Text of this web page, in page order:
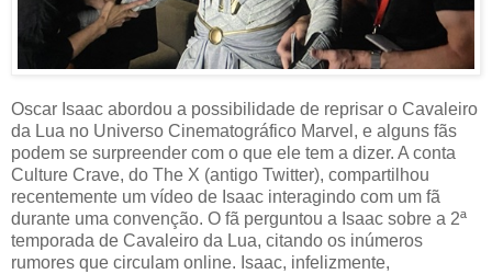
Oscar Isaac abordou a possibilidade de reprisar o Cavaleiro
da Lua no Universo Cinematográfico Marvel, e alguns fãs
podem se surpreender com o que ele tem a dizer. A conta
Culture Crave, do The X (antigo Twitter), compartilhou
recentemente um vídeo de Isaac interagindo com um fã
durante uma convenção. O fã perguntou a Isaac sobre a 2ª
temporada de Cavaleiro da Lua, citando os inúmeros
rumores que circulam online. Isaac, infelizmente,